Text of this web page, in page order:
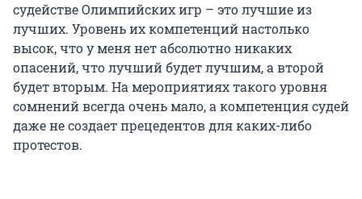
судействе Олимпийских игр – это лучшие из
лучших. Уровень их компетенций настолько
высок, что у меня нет абсолютно никаких
опасений, что лучший будет лучшим, а второй
будет вторым. На мероприятиях такого уровня
сомнений всегда очень мало, а компетенция судей
даже не создает прецедентов для каких-либо
протестов.